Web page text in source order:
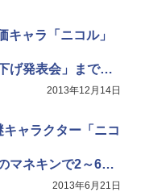
ャラ「ニコル」
げ発表会」まで実
2013年12月14日
ャラクター「ニコ
マネキンで2～6千
2013年6月21日